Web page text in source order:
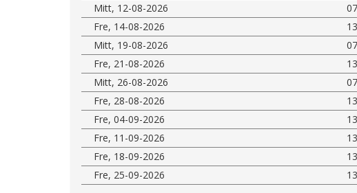
Mitt, 12-08-2026
Fre, 14-08-2026
Mitt, 19-08-2026
Fre, 21-08-2026
Mitt, 26-08-2026
Fre, 28-08-2026
Fre, 04-09-2026
Fre, 11-09-2026
Fre, 18-09-2026
Fre, 25-09-2026